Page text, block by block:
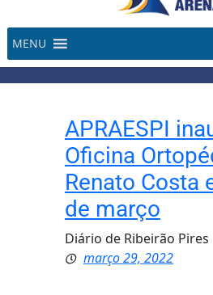
MENU
APRAESPI
Oficina
Renato Costa
de março
Diário de Ribeirão Pires
março 29, 2022